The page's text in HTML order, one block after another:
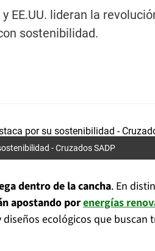
EE.UU. lideran la
sostenibilidad.
- Cruzados SADP
dentro de la cancha. En
apostando porenergías
ecológicos que buscan